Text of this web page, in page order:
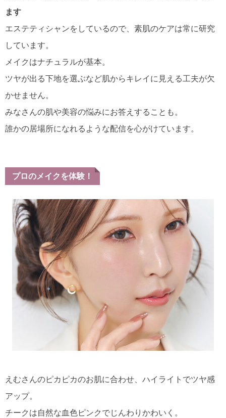
ます
エステティシャンをしているので、素肌のケアは常に研究
しています。
メイクはナチュラルが基本。
ツヤが出る下地を選ぶなど肌からキレイに見える工夫が欠
かせません。
みなさんの肌や美容の悩みにお答えすることも。
誰かの居場所になれるような配信を心がけています。
プロのメイクを体験！
えむさんのピカピカのお肌に合わせ、ハイライトでツヤ感
アップ。
チークは自然な血色ピンクでじんわりかわいく。